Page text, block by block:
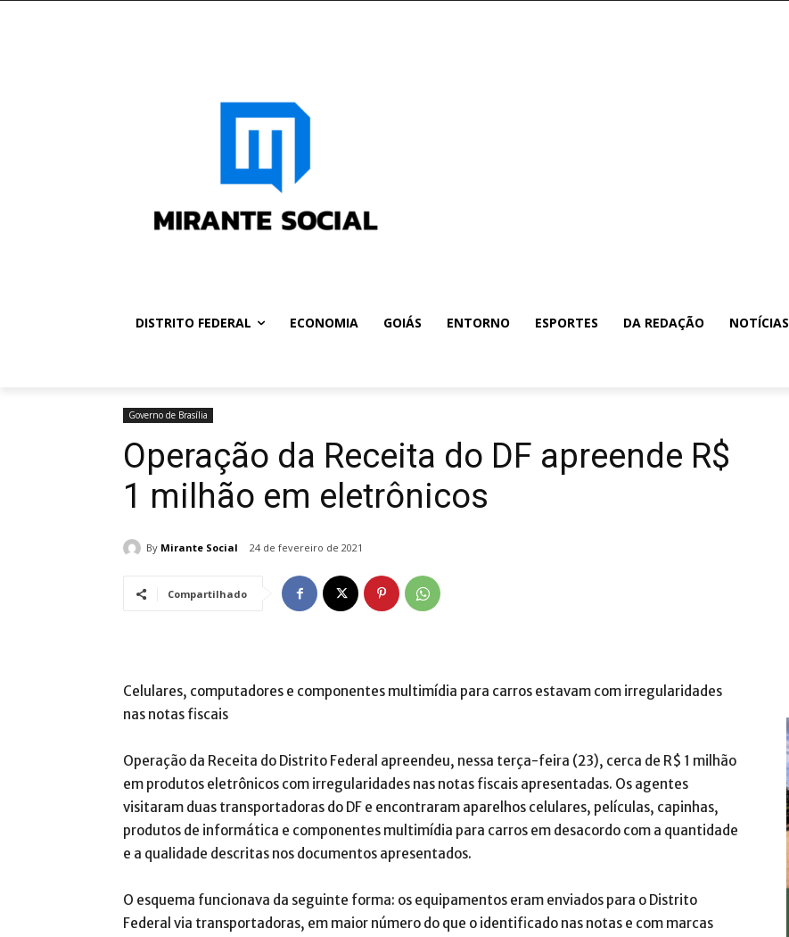
DISTRITO FEDERAL ECONOMIA GOIÁS ENTORNO ESPORTES DA REDAÇÃO NOTÍCIAS
Governo de Brasília
Operação da Receita do DF apreende R$
1 milhão em eletrônicos
By Mirante Social 24 de fevereiro de 2021
Compartilhado
Celulares, computadores e componentes multimídia para carros estavam com irregularidades
nas notas fiscais
Operação da Receita do Distrito Federal apreendeu, nessa terça-feira (23), cerca de R$ 1 milhão
em produtos eletrônicos com irregularidades nas notas fiscais apresentadas. Os agentes
visitaram duas transportadoras do DF e encontraram aparelhos celulares, películas, capinhas,
produtos de informática e componentes multimídia para carros em desacordo com a quantidade
e a qualidade descritas nos documentos apresentados.
O esquema funcionava da seguinte forma: os equipamentos eram enviados para o Distrito
Federal via transportadoras, em maior número do que o identificado nas notas e com marcas